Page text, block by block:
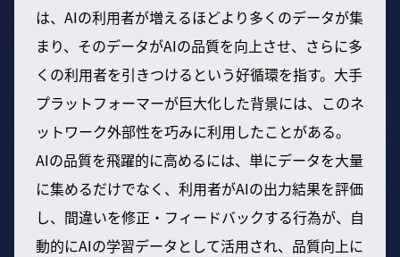
は、AIの利用者が増えるほどより多くのデータが集
まり、そのデータがAIの品質を向上させ、さらに多
くの利用者を引きつけるという好循環を指す。大手
プラットフォーマーが巨大化した背景には、このネ
ットワーク外部性を巧みに利用したことがある。
AIの品質を飛躍的に高めるには、単にデータを大量
に集めるだけでなく、利用者がAIの出力結果を評価
し、間違いを修正・フィードバックする行為が、自
動的にAIの学習データとして活用され、品質向上に